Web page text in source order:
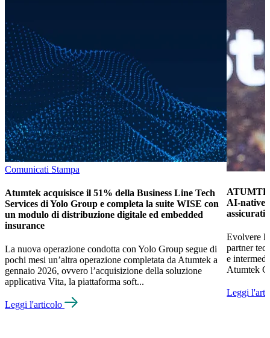
Comunicati Stampa
Atumtek acquisisce il 51% della Business Line Tech
Services di Yolo Group e completa la suite WISE con
un modulo di distribuzione digitale ed embedded
insurance
La nuova operazione condotta con Yolo Group segue di
pochi mesi un’altra operazione completata da Atumtek a
gennaio 2026, ovvero l’acquisizione della soluzione
applicativa Vita, la piattaforma soft...
Leggi l'articolo
AI-native
Evolvere
partner
e
Atumtek
Leggi